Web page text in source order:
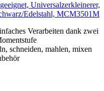
Universalzerkleinerer,
Edelstahl, MCM3501M
Verarbeiten dank zwei
schneiden, mahlen, mixen